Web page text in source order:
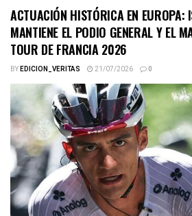
ACTUACIÓN HISTÓRICA EN EUROPA:
MANTIENE EL PODIO GENERAL Y EL
TOUR DE FRANCIA 2026
BYEDICION_VERITAS 21/07/2026 0